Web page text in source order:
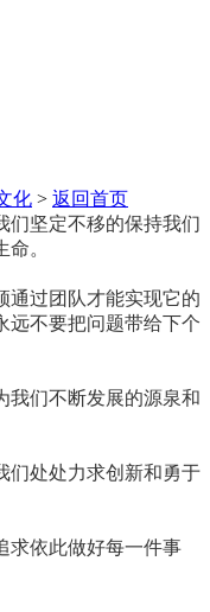
化 > 返回首页
们坚定不移的保持我们
命。
通过团队才能实现它的
远不要把问题带给下个
我们不断发展的源泉和
们处处力求创新和勇于
求依此做好每一件事